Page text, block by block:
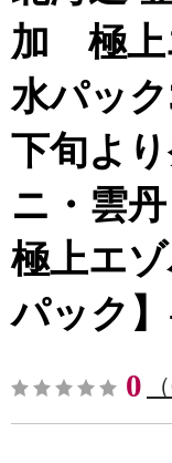
加 極上
水パッ
下旬よ
ニ・雲
極上エ
パック
0